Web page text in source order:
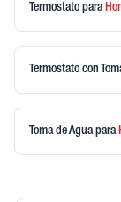
Termostato para
Termostato con
Toma de Aguapara